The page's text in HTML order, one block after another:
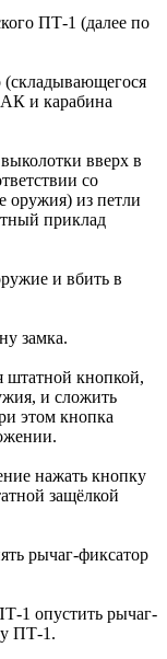
ПТ-1 (далее по
(складывающегося
АК и карабина
вверх в
со
оружия) из петли
приклад
и вбить в
замка.
штатной кнопкой,
и сложить
этом кнопка
нажать кнопку
защёлкой
рычаг-фиксатор
1 опустить рычаг-
ПТ-1.